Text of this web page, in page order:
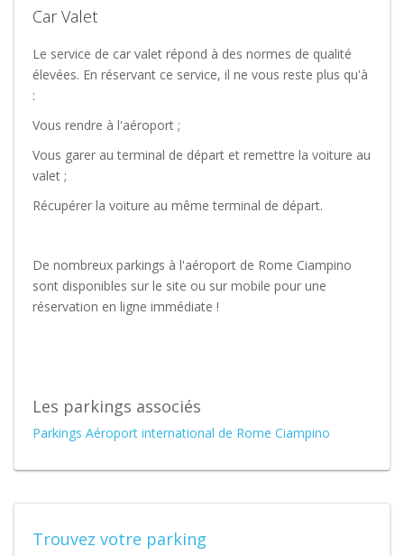
Car Valet
Le service de car valet répond à des normes de qualité
élevées. En réservant ce service, il ne vous reste plus qu'à
:
Vous rendre à l'aéroport ;
Vous garer au terminal de départ et remettre la voiture au
valet ;
Récupérer la voiture au même terminal de départ.
De nombreux parkings à l'aéroport de Rome Ciampino
sont disponibles sur le site ou sur mobile pour une
réservation en ligne immédiate !
Les parkings associés
Parkings Aéroport international de Rome Ciampino
Trouvez votre parking